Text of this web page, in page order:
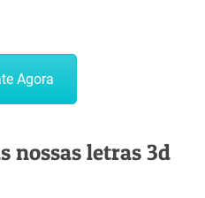
Agora
nossas letras 3d